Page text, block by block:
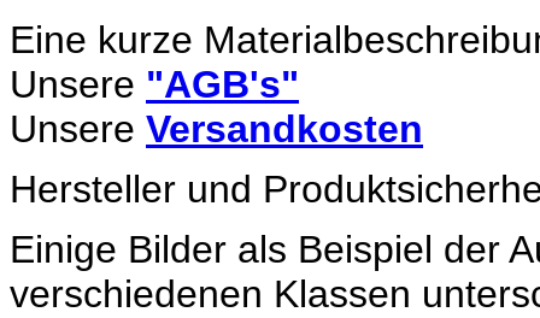
Eine kurze
Unsere "AGB's"
Unsere Versandkosten
Hersteller und
Einige Bilder als Beispiel der
verschiedenen Klassen